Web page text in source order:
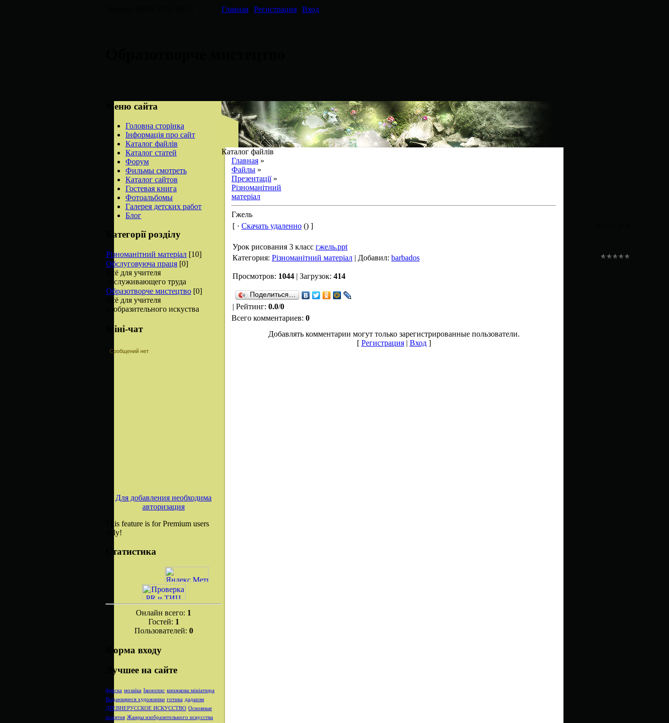
Главная Регистрация Вход
Меню сайта
Головна сторінка
Інформація про сайт
Каталог файлів
Каталог статей
Форум
Фильмы смотреть
Каталог сайтов
Гостевая книга
Фотоальбомы
Галерея детских работ
Блог
Категорії розділу
Різноманітний матеріал [10]
Обслуговуюча праця [0]
Всё для учителя
обслуживающего труда
Образотворче мистецтво [0]
Всё для учителя
изобразительного искуства
Міні-чат
Для добавления необходима
авторизация
This feature is for Premium users
only!
Статистика
Онлайн всего: 1
Гостей: 1
Пользователей: 0
Форма входу
Лучшее на сайте
фреска мозаїка Іконопис книжкова мініатюра
Выдающиеся художники готика дадаизм
ДРЕВНЕРУССКОЕ ИСКУССТВО Основные
понятия Жанры изобразительного искусства
Каталог файлів
Главная »
Файлы »
Презентації»
Різноманітний
матеріал
Гжель
[ · Скачать удаленно () ]
Урок рисования 3 класс гжель.ppt
Категория: Різноманітний матеріал | Добавил: barbados
Просмотров: 1044 | Загрузок: 414
Поделиться…
| Рейтинг: 0.0/0
Всего комментариев: 0
Добавлять комментарии могут только зарегистрированные пользователи.
[ Регистрация| Вход]